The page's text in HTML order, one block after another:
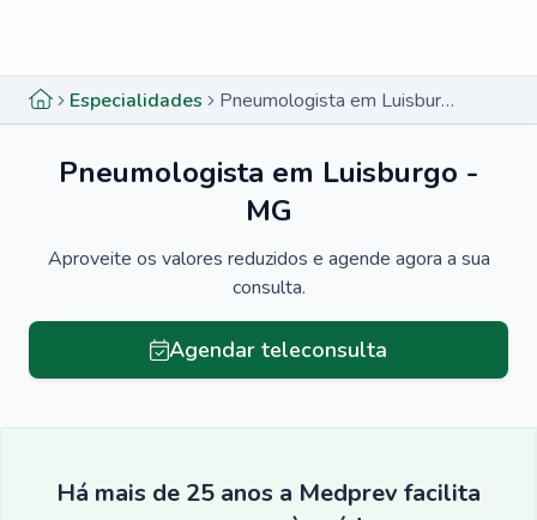
Especialidades Pneumologista em Luisburgo - MG
Pneumologista em Luisburgo -
MG
Aproveite os valores reduzidos e agende agora a sua
consulta.
Agendar teleconsulta
Há mais de 25 anos a Medprev facilita